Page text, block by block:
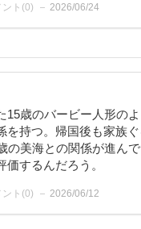
ント(0) 2026/06/24
15歳のバービー人形の
を持つ。帰国後も家族
の美海との関係が進ん
するんだろう。
ント(0) 2026/06/12